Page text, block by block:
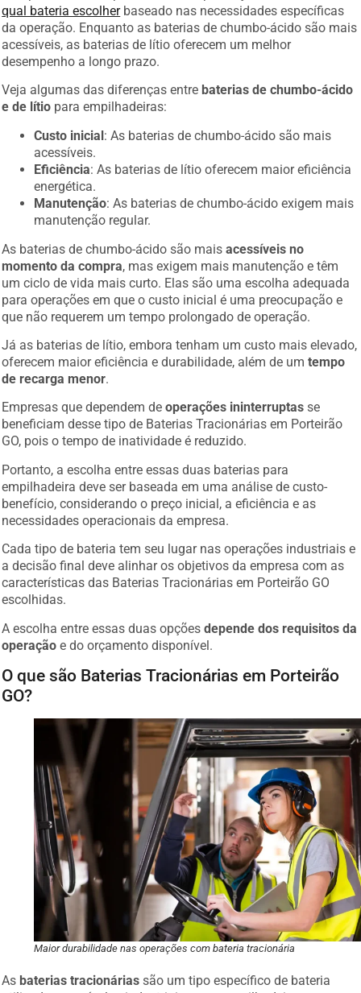
qual bateria escolherbaseado nas necessidades específicas
da operação. Enquanto as baterias de chumbo-ácido são mais
acessíveis, as baterias de lítio oferecem um melhor
desempenho a longo prazo.
Veja algumas das diferenças entre baterias de chumbo-ácido
e de lítio para empilhadeiras:
Custo inicial: As baterias de chumbo-ácido são mais
acessíveis.
Eficiência: As baterias de lítio oferecem maior eficiência
energética.
Manutenção: As baterias de chumbo-ácido exigem mais
manutenção regular.
As baterias de chumbo-ácido são maisacessíveis no
momento da compra, mas exigem mais manutenção e têm
um ciclo de vida mais curto. Elas são uma escolha adequada
para operações em que o custo inicial é uma preocupação e
que não requerem um tempo prolongado de operação.
Já as baterias de lítio, embora tenham um custo mais elevado,
oferecem maior eficiência e durabilidade, além de umtempo
de recarga menor.
Empresas que dependem deoperações ininterruptas se
beneficiam desse tipo de Baterias Tracionárias em Porteirão
GO, pois o tempo de inatividade é reduzido.
Portanto, a escolha entre essas duas baterias para
empilhadeira deve ser baseada em uma análise de custo-
benefício, considerando o preço inicial, a eficiência e as
necessidades operacionais da empresa.
Cada tipo de bateria tem seu lugar nas operações industriais e
a decisão final deve alinhar os objetivos da empresa com as
características das Baterias Tracionárias em Porteirão GO
escolhidas.
A escolha entre essas duas opçõesdepende dos requisitos da
operação e do orçamento disponível.
O que são Baterias Tracionárias em Porteirão
GO?
Maior durabilidade nas operações com bateria tracionária
As baterias tracionárias são um tipo específico de bateria